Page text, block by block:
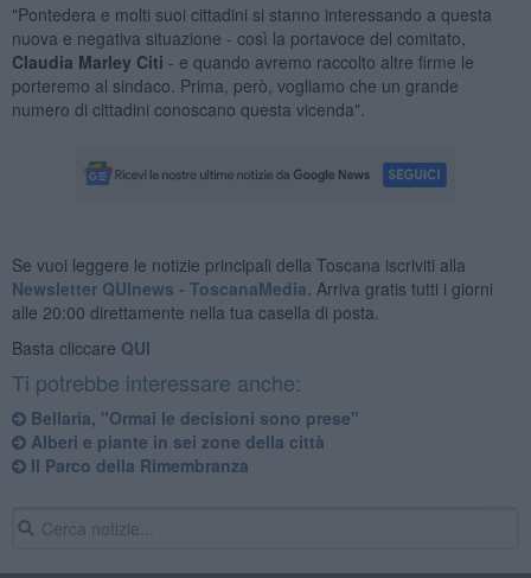
"Pontedera e molti suoi cittadini si stanno interessando a questa
nuova e negativa situazione - così la portavoce del comitato,
Claudia Marley Citi - e quando avremo raccolto altre firme le
porteremo al sindaco. Prima, però, vogliamo che un grande
numero di cittadini conoscano questa vicenda".
Se vuoi leggere le notizie principali della Toscana iscriviti alla
Newsletter QUInews - ToscanaMedia. Arriva gratis tutti i giorni
alle 20:00 direttamente nella tua casella di posta.
Basta cliccare QUI
Ti potrebbe interessare anche:
Bellaria, "Ormai le decisioni sono prese"
Alberi e piante in sei zone della città
Il Parco della Rimembranza